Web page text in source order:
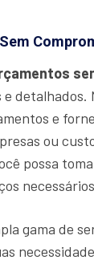
detalhados.
e
ou
possa
gama de